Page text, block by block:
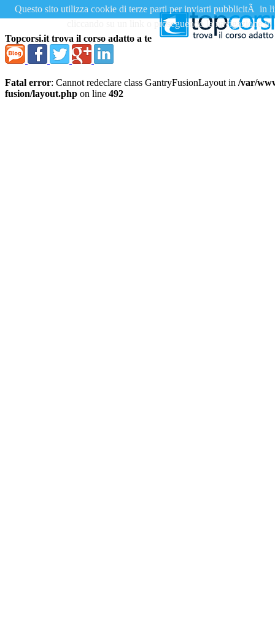
Questo sito utilizza cookie di terze parti per inviarti pubblicitÃ in
cliccando su un link o proseguendo la navigazione
Topcorsi.it trova il corso adatto a te
Fatal error: Cannot redeclare class GantryFusionLayout in /var/
fusion/layout.php on line 492